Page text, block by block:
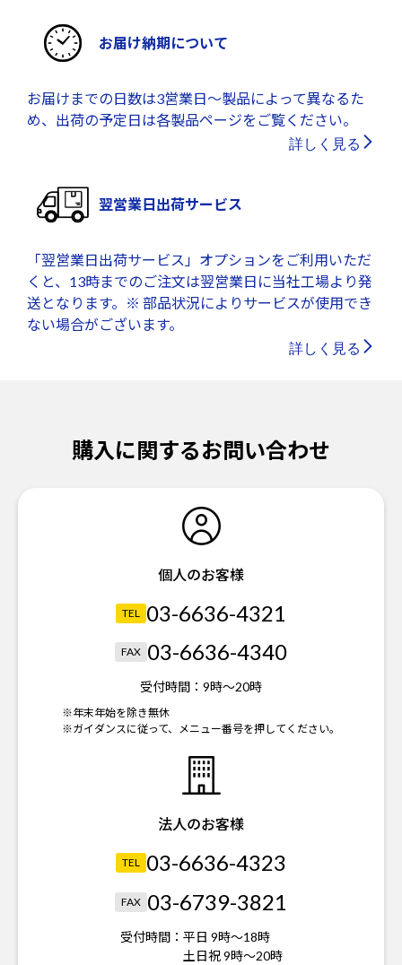
お届け納期について
お届けまでの日数は3営業日～製品によって異なるた
め、出荷の予定日は各製品ページをご覧ください。
詳しく見る
翌営業日出荷サービス
「翌営業日出荷サービス」オプションをご利用いただ
くと、13時までのご注文は翌営業日に当社工場より発
送となります。※ 部品状況によりサービスが使用でき
ない場合がございます。
詳しく見る
購入に関するお問い合わせ
個人のお客様
TEL 03-6636-4321
FAX 03-6636-4340
受付時間： 9時～20時
※年末年始を除き無休
※ガイダンスに従って、メニュー番号を押してください。
法人のお客様
TEL 03-6636-4323
FAX 03-6739-3821
受付時間： 平日 9時～18時
土日祝 9時～20時